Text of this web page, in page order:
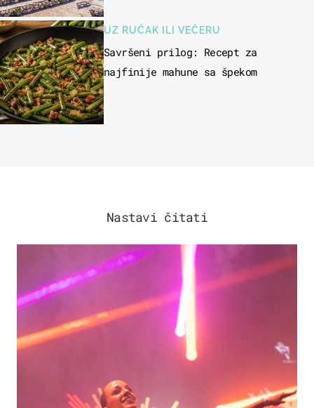
UZ RUČAK ILI VEČERU
Savršeni prilog: Recept za
najfinije mahune sa špekom
Nastavi čitati
KULTURA & ZABAVA